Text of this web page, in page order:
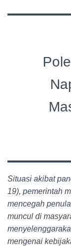
Situasi akibat
19), pemerintah
mencegah
muncul di
mengenai